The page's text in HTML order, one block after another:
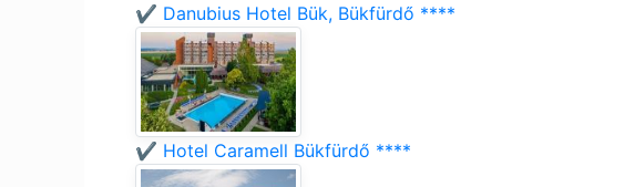
✔️ Danubius Hotel Bük, Bükfürdő ****
✔️ Hotel Caramell Bükfürdő ****